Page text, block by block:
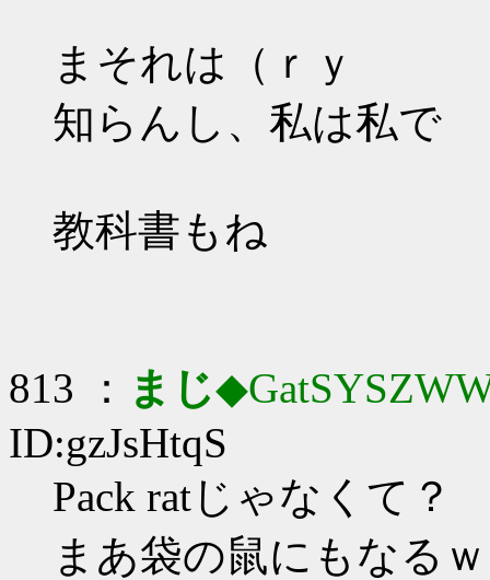
まそれは（ｒｙ
知らんし、私は私で
教科書もね
813 ： まじ
ID:gzJsHtqS
Pack ratじゃなくて？
まあ袋の鼠にもなる